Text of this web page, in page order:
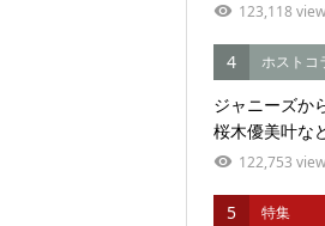
123,118
4 ホストコ
ジャニーズか
桜木優美叶な
122,753
5 特集